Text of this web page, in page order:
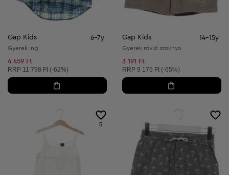
Gap Kids 6-7y
Gyerek ing
4 459 Ft
Ajánlott ár:
RRP 11 798 Ft (-62%)
Gap Kids 14-15y
Gyerek rövid szoknya
3 191 Ft
Ajánlott ár:
RRP 9 175 Ft (-65%)
5